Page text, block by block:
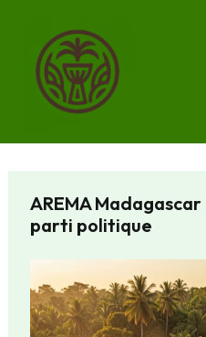
contenu
AREMA
parti politique